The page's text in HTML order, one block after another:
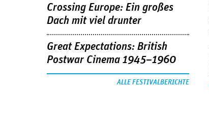
Crossing Europe: Ein großes
Dach mit viel drunter
Great Expectations: British
Postwar Cinema 1945–1960
ALLE FESTIVALBERICHTE